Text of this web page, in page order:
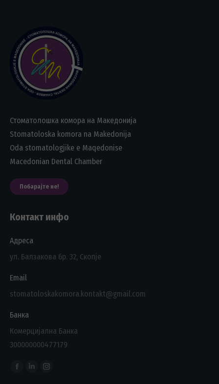
Стоматолошка комора на Македонија
Stomatoloska komora na Makedonija
Oda stomatologjike e Maqedonise
Macedonian Dental Chamber
Побарајте не!
Контакт инфо
Адреса
ул. Балзакова бр. 32, Скопје
Email
stomatoloskakomora.kontakt@gmail.com
Банка
Комерцијална Банка
300000000477179
Find us on:
Facebook
LinkedinInstagram